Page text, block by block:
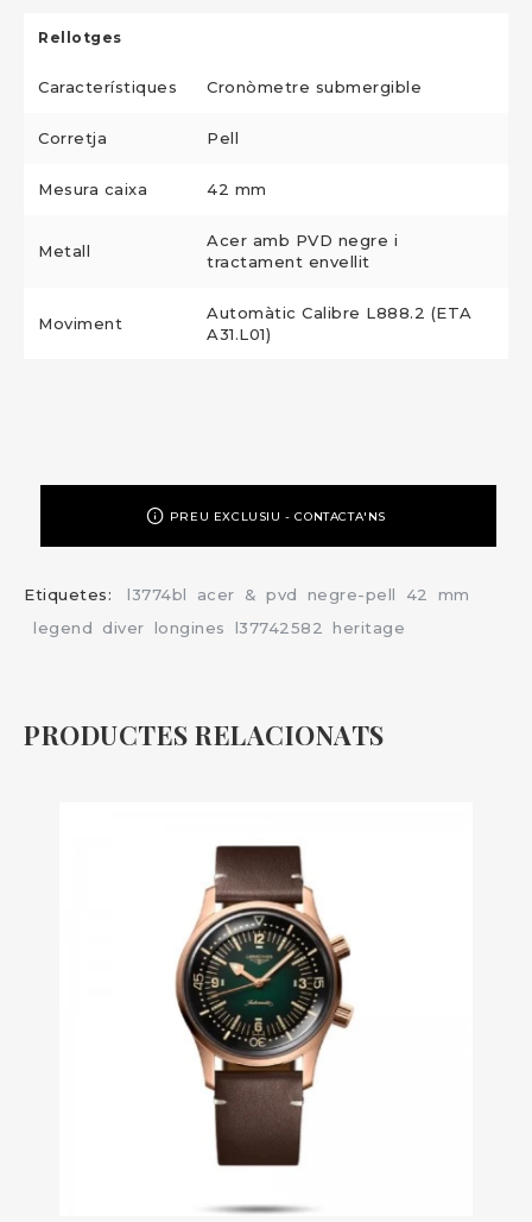
Rellotges
Característiques Cronòmetre submergible
Corretja Pell
Mesura caixa 42 mm
Metall
Acer amb PVD negre i
tractament envellit
Moviment
Automàtic Calibre L888.2 (ETA
A31.L01)
PREU EXCLUSIU - CONTACTA'NS
Etiquetes: l3774bl acer & pvd negre-pell 42
mm
legend
diver longines l37742582 heritage
PRODUCTES RELACIONATS